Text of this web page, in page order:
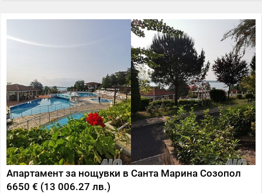
Апартамент за нощувки в Санта Марина Созопол
6650 € (13 006.27 лв.)